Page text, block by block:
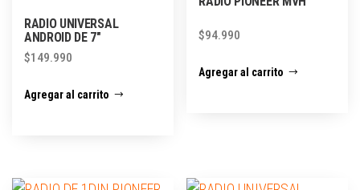
RADIO UNIVERSAL
ANDROID DE 7″
$149.990
Agregar al carrito
$94.990
Agregar al carrito